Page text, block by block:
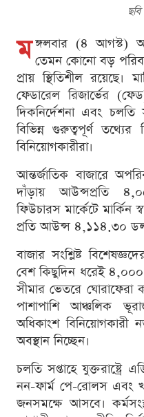
ম ঙ্গলবার (৪ আগস্ট)
তেমন কোনো বড়
প্রায় স্থিতিশীল রয়েছে।
ফেডারেল রিজার্ভের
দিকনির্দেশনা এবং চলতি
বিভিন্ন গুরুত্বপূর্ণ
বিনিয়োগকারীরা।
আন্তর্জাতিক বাজারে
দাঁড়ায় আউন্সপ্রতি
ফিউচারস মার্কেটে মার্কিন
প্রতি আউন্স ৪,১১৪.৩০
বাজার সংশ্লিষ্ট
বেশ কিছুদিন ধরেই ৪,০০০
সীমার ভেতরে ঘোরাফেরা
পাশাপাশি আঞ্চলিক
অধিকাংশ
অবস্থান নিচ্ছেন।
চলতি সপ্তাহে যুক্তরাষ্ট্রে
নন-ফার্ম পে-রোলস এবং
জনসমক্ষে আসবে।